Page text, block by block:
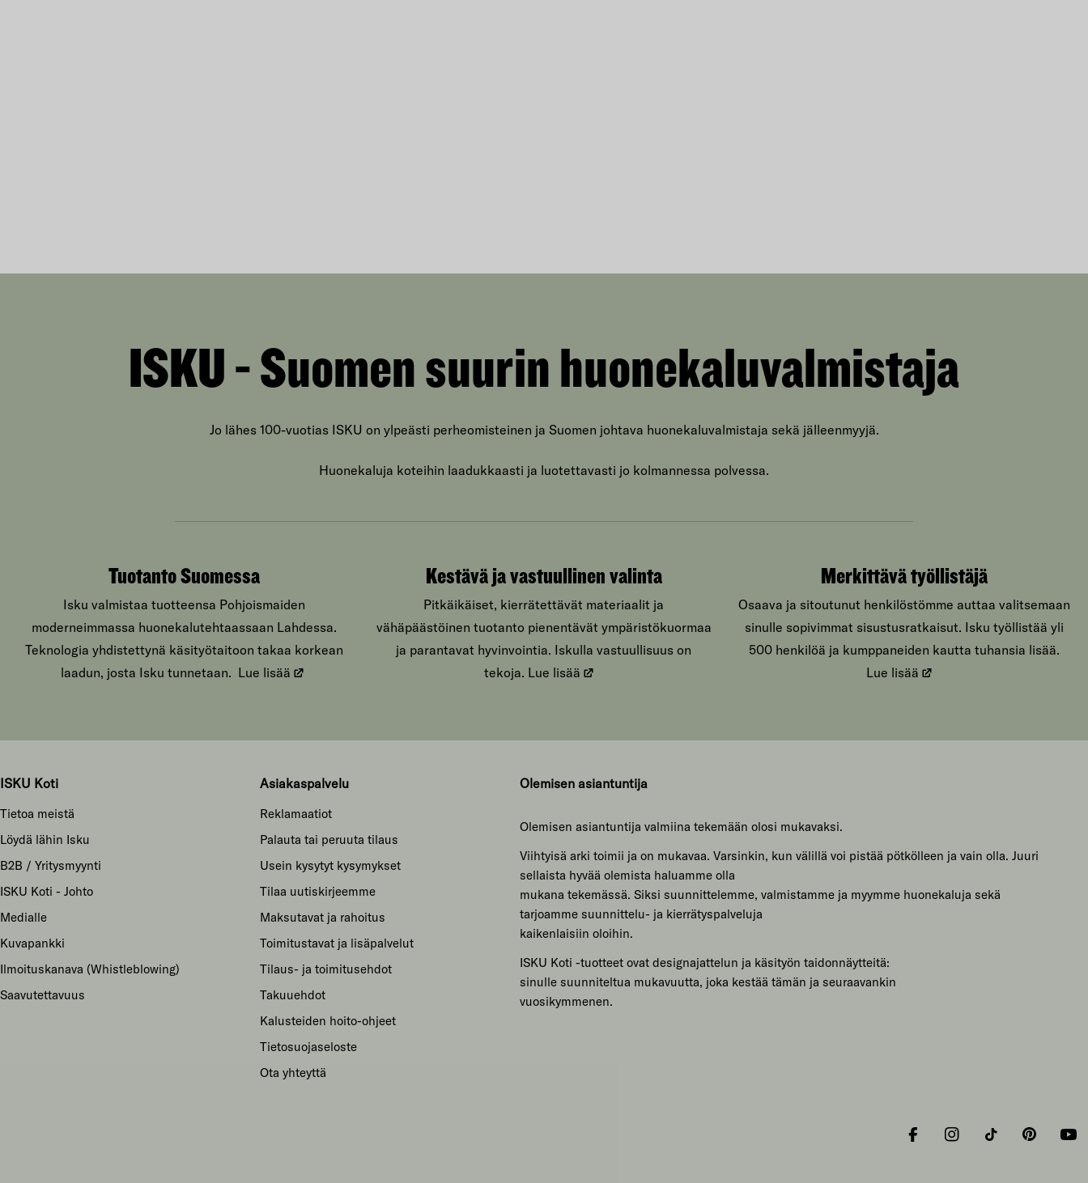
ISKU - Suomen suurin huonekaluvalmistaja
Jo lähes 100-vuotias ISKU on ylpeästi perheomisteinen ja Suomen johtava huonekaluvalmistaja sekä jälleenmyyjä.
Huonekaluja koteihin laadukkaasti ja luotettavasti jo kolmannessa polvessa.
Tuotanto Suomessa
Isku valmistaa tuotteensa Pohjoismaiden
moderneimmassa huonekalutehtaassaan Lahdessa.
Teknologia yhdistettynä käsityötaitoon takaa korkean
laadun, josta Isku tunnetaan. Lue lisää
Kestävä ja vastuullinen valinta
Pitkäikäiset, kierrätettävät materiaalit ja
vähäpäästöinen tuotanto pienentävät ympäristökuormaa
ja parantavat hyvinvointia. Iskulla vastuullisuus on
tekoja. Lue lisää
Merkittävä työllistäjä
Osaava ja sitoutunut henkilöstömme auttaa valitsemaan
sinulle sopivimmat sisustusratkaisut. Isku työllistää yli
500 henkilöä ja kumppaneiden kautta tuhansia lisää.
Lue lisää
ISKU Koti
Tietoa meistä
Löydä lähin Isku
B2B / Yritysmyynti
ISKU Koti - Johto
Medialle
Kuvapankki
Ilmoituskanava (Whistleblowing)
Saavutettavuus
Asiakaspalvelu
Reklamaatiot
Palauta tai peruuta tilaus
Usein kysytyt kysymykset
Tilaa uutiskirjeemme
Maksutavat ja rahoitus
Toimitustavat ja lisäpalvelut
Tilaus- ja toimitusehdot
Takuuehdot
Kalusteiden hoito-ohjeet
Tietosuojaseloste
Ota yhteyttä
Olemisen asiantuntija
Olemisen asiantuntija valmiina tekemään olosi mukavaksi.
Viihtyisä arki toimii ja on mukavaa. Varsinkin, kun välillä voi pistää pötkölleen ja vain olla. Juuri
sellaista hyvää olemista haluamme olla
mukana tekemässä. Siksi suunnittelemme, valmistamme ja myymme huonekaluja sekä
tarjoamme suunnittelu- ja kierrätyspalveluja
kaikenlaisiin oloihin.
ISKU Koti -tuotteet ovat designajattelun ja käsityön taidonnäytteitä:
sinulle suunniteltua mukavuutta, joka kestää tämän ja seuraavankin
vuosikymmenen.
FacebookInstagramTiktok Pinterest